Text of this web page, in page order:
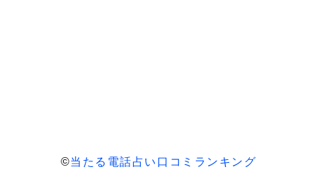
©当たる電話占い口コミランキング